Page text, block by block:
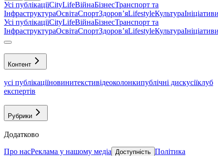
Усі публікаціїCityLifeВійнаБізнесТранспорт та
ІнфраструктураОсвітаСпортЗдоровʼяLifestyleКультура
Усі публікаціїCityLifeВійнаБізнесТранспорт та
ІнфраструктураОсвітаСпортЗдоровʼяLifestyleКультура
Контент
усі публікаціїновинитекстивідеоколонкипублічні дискусіїклуб
експертів
Рубрики
Додатково
Про насРеклама у нашому медіа Доступність Політика